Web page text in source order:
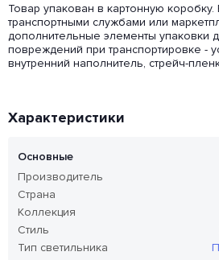
Товар упакован в картонную коробку.
транспортными службами или
дополнительные элементы упаковки
повреждений при транспортировке -
внутренний наполнитель, стрейч-
Характеристики
Основные
Производитель
Страна
Коллекция
Стиль
Тип светильника